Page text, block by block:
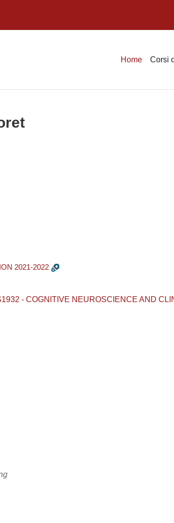
Home Corsi
2021-2022
- COGNITIVE NEUROSCIENCE AND